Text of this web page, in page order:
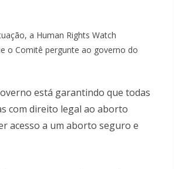
a Human Rights Watch
o Comitê pergunte ao governo do
está garantindo que todas
com direito legal ao aborto
acesso a um aborto seguro e